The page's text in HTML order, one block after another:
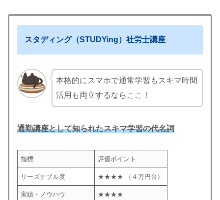
スタディング（STUDYing） 社労士講座
本格的にスマホで通常学習もスキマ時間
活用も両立するならここ！
通勤講座として知られたスキマ学習の代名詞
指標 評価ポイント
リーズナブル度 ★★★★ （４万円台）
実績・ノウハウ ★★★★